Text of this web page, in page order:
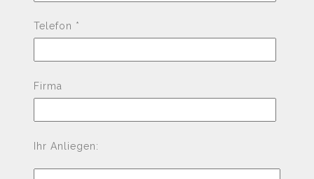
Telefon *
Firma
Ihr Anliegen: